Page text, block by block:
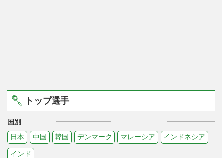
トップ選手
国別
日本
中国 韓国 デンマーク マレーシア インドネシア
インド